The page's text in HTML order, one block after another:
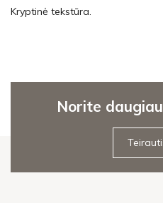
Kryptinė tekstūra.
Norite